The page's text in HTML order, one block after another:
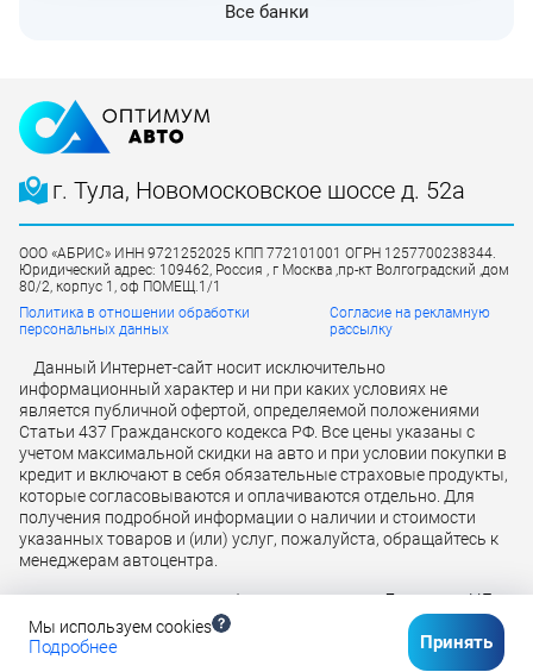
Все банки
г. Тула, Новомосковское шоссе д. 52а
ООО «АБРИС» ИНН 9721252025 КПП 772101001 ОГРН 1257700238344.
Юридический адрес: 109462, Россия , г Москва ,пр-кт Волгоградский ,дом
80/2, корпус 1, оф ПОМЕЩ.1/1
Политика в отношении обработки
персональных данных
Согласие на рекламную
рассылку
Данный Интернет-сайт носит исключительно
информационный характер и ни при каких условиях не
является публичной офертой, определяемой положениями
Статьи 437 Гражданского кодекса РФ. Все цены указаны с
учетом максимальной скидки на авто и при условии покупки в
кредит и включают в себя обязательные страховые продукты,
которые согласовываются и оплачиваются отдельно. Для
получения подробной информации о наличии и стоимости
указанных товаров и (или) услуг, пожалуйста, обращайтесь к
менеджерам автоцентра.
Кредит предоставляется банком АО «ТБанк»Лицензия ЦБ
РФ № 2673 от 09.07.2024 г
Мы используем cookies
Подробнее Принять